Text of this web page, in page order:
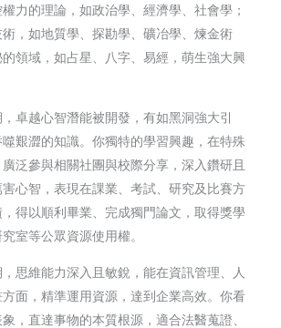
力的理論，如政治學、經濟學、社會學；
，如地質學、探勘學、礦冶學、煉金術
領域，如占星、八字、易經，萌生強大興
卓越心智潛能被開發，有如黑洞強大引
艱澀的知識。你獨特的學習興趣，在特殊
泛參與相關社團與校際分享，深入鑽研且
心智，表現在課業、考試、研究及比賽方
得以順利畢業、完成獨門論文，取得獎學
室等公眾資源使用權。
思維能力深入且敏銳，能在資訊管理、人
面，精準運用資源，達到企業高效。你看
，直達事物的本質根源，適合法醫蒐證、